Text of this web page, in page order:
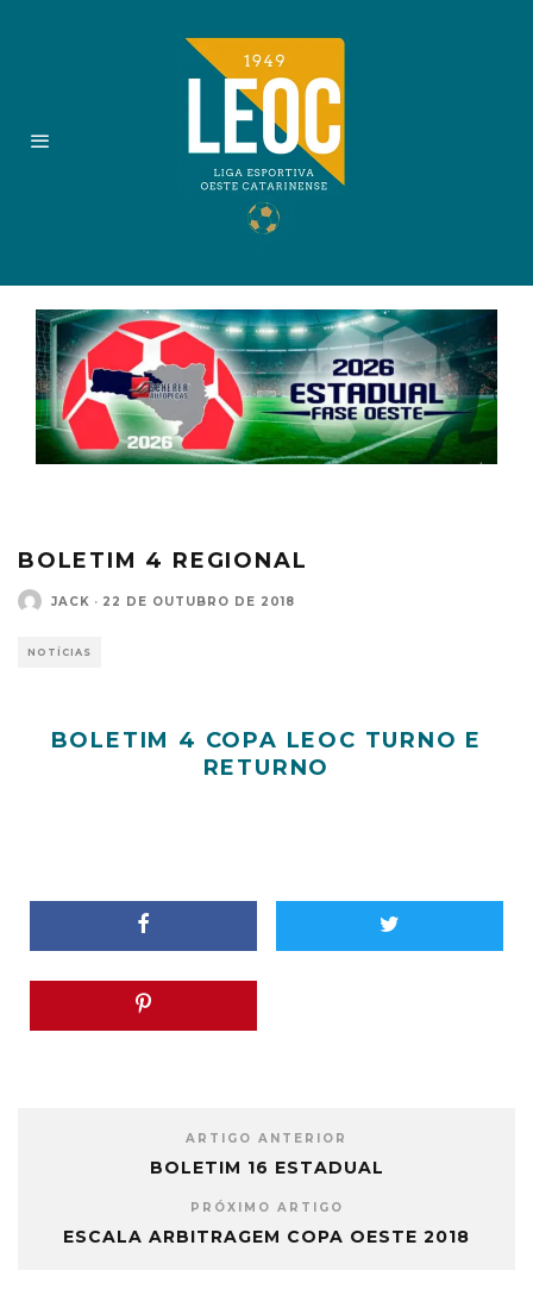
BOLETIM 4 REGIONAL
JACK · 22 DE OUTUBRO DE 2018
NOTÍCIAS
BOLETIM 4 COPA LEOC TURNO E
RETURNO
ARTIGO ANTERIOR
BOLETIM 16 ESTADUAL
PRÓXIMO ARTIGO
ESCALA ARBITRAGEM COPA OESTE 2018